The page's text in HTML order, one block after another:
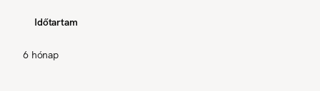
Időtartam
6 hónap